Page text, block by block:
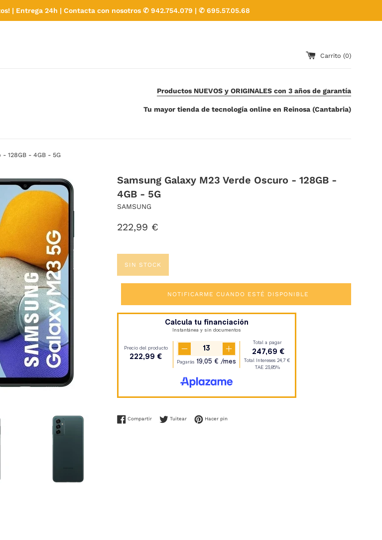
| Entrega 24h | Contacta con nosotros ✆ 942.754.079 | ✆ 695.57.05.68
Carrito (0)
Productos NUEVOS y ORIGINALES con 3 años de garantía
Tu mayor tienda de tecnología online en Reinosa (Cantabria)
128GB - 4GB - 5G
Samsung Galaxy M23 Verde Oscuro - 128GB -
4GB - 5G
SAMSUNG
Precio
222,99 €
SIN STOCK
NOTIFICARME CUANDO ESTÉ DISPONIBLE
CompartirCompartir en Facebook
TuitearTuitear en Twitter
Hacer pinPinear en Pinterest